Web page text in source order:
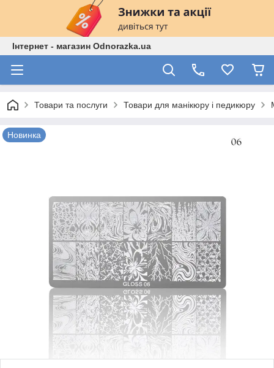
Інтернет - магазин Odnorazka.ua
Товари та послуги Товари для манікюру і педикюру
Новинка